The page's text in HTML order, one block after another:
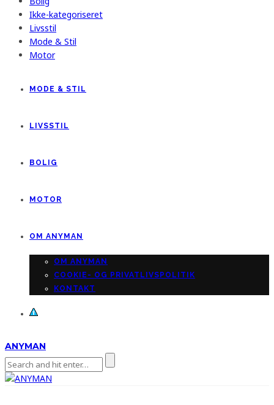
Ikke-kategoriseret
Livsstil
Mode & Stil
Motor
MODE & STIL
LIVSSTIL
BOLIG
MOTOR
OM ANYMAN
OM ANYMAN
COOKIE- OG PRIVATLIVSPOLITIK
KONTAKT
ANYMAN